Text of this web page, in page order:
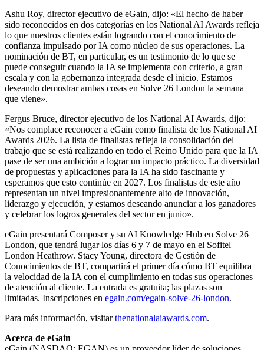
Ashu Roy, director ejecutivo de eGain, dijo: «El hecho de haber
sido reconocidos en dos categorías en los National AI Awards refleja
lo que nuestros clientes están logrando con el conocimiento de
confianza impulsado por IA como núcleo de sus operaciones. La
nominación de BT, en particular, es un testimonio de lo que se
puede conseguir cuando la IA se implementa con criterio, a gran
escala y con la gobernanza integrada desde el inicio. Estamos
deseando demostrar ambas cosas en Solve 26 London la semana
que viene».
Fergus Bruce, director ejecutivo de los National AI Awards, dijo:
«Nos complace reconocer a eGain como finalista de los National AI
Awards 2026. La lista de finalistas refleja la consolidación del
trabajo que se está realizando en todo el Reino Unido para que la IA
pase de ser una ambición a lograr un impacto práctico. La diversidad
de propuestas y aplicaciones para la IA ha sido fascinante y
esperamos que esto continúe en 2027. Los finalistas de este año
representan un nivel impresionantemente alto de innovación,
liderazgo y ejecución, y estamos deseando anunciar a los ganadores
y celebrar los logros generales del sector en junio».
eGain presentará Composer y su AI Knowledge Hub en Solve 26
London, que tendrá lugar los días 6 y 7 de mayo en el Sofitel
London Heathrow. Stacy Young, directora de Gestión de
Conocimientos de BT, compartirá el primer día cómo BT equilibra
la velocidad de la IA con el cumplimiento en todas sus operaciones
de atención al cliente. La entrada es gratuita; las plazas son
limitadas. Inscripciones en egain.com/egain-solve-26-london.
Para más información, visitarthenationalaiawards.com.
Acerca de eGain